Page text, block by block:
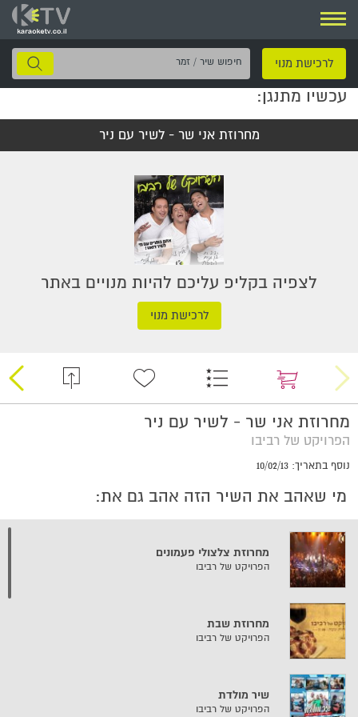
ניווט
לרכישת מנוי
חיפוש
שיר
עכשיו מתנגן:
מחרוזת אני שר - לשיר עם ניר
לצפיה בקליפ עליכם להיות מנויים באתר
לרכישת מנוי
מחרוזת אני שר - לשיר עם ניר
הפרויקט של רביבו
נוסף בתאריך: 10/02/13
מי שאהב את השיר הזה אהב גם את:
מחרוזת צלצולי פעמונים
הפרויקט של רביבו
מחרוזת שבת
הפרויקט של רביבו
שיר מולדת
הפרויקט של רביבו